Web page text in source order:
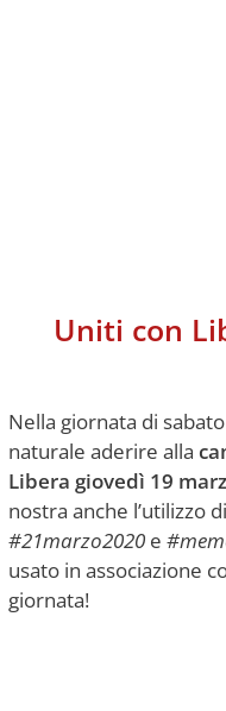
Uniti con
Nella giornata di
naturale aderire alla
Libera giovedì 19
nostra anche l’utilizzo di
#21marzo2020 e
usato in associazione
giornata!